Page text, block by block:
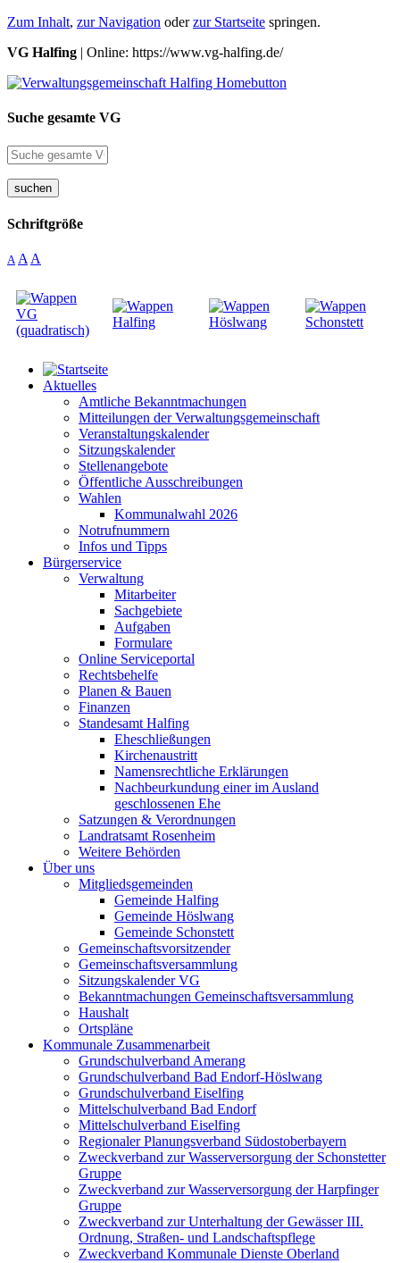
Zum Inhalt, zur Navigation oderzur Startseite springen.
VG Halfing | Online: https://www.vg-halfing.de/
Suche gesamte VG
suchen
Schriftgröße
A A A
Aktuelles
Amtliche Bekanntmachungen
Mitteilungen der Verwaltungsgemeinschaft
Veranstaltungskalender
Sitzungskalender
Stellenangebote
Öffentliche Ausschreibungen
Wahlen
Kommunalwahl 2026
Notrufnummern
Infos und Tipps
Bürgerservice
Verwaltung
Mitarbeiter
Sachgebiete
Aufgaben
Formulare
Online Serviceportal
Rechtsbehelfe
Planen & Bauen
Finanzen
Standesamt Halfing
Eheschließungen
Kirchenaustritt
Namensrechtliche Erklärungen
Nachbeurkundung einer im Ausland
geschlossenen Ehe
Satzungen & Verordnungen
Landratsamt Rosenheim
Weitere Behörden
Über uns
Mitgliedsgemeinden
Gemeinde Halfing
Gemeinde Höslwang
Gemeinde Schonstett
Gemeinschaftsvorsitzender
Gemeinschaftsversammlung
Sitzungskalender VG
Bekanntmachungen Gemeinschaftsversammlung
Haushalt
Ortspläne
Kommunale Zusammenarbeit
Grundschulverband Amerang
Grundschulverband Bad Endorf-Höslwang
Grundschulverband Eiselfing
Mittelschulverband Bad Endorf
Mittelschulverband Eiselfing
Regionaler Planungsverband Südostoberbayern
Zweckverband zur Wasserversorgung der Schonstetter
Gruppe
Zweckverband zur Wasserversorgung der Harpfinger
Gruppe
Zweckverband zur Unterhaltung der Gewässer III.
Ordnung, Straßen- und Landschaftspflege
Zweckverband Kommunale Dienste Oberland